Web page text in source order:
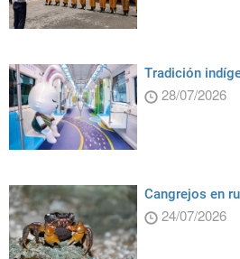
Tradición
28/07/2026
Cangrejos en
24/07/2026